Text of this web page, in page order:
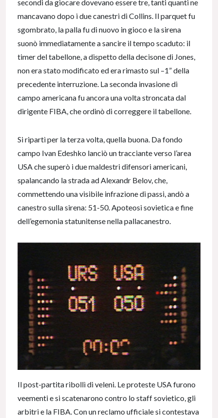
secondi da giocare dovevano essere tre, tanti quanti ne
mancavano dopo i due canestri di Collins. Il parquet fu
sgombrato, la palla fu di nuovo in gioco e la sirena
suonò immediatamente a sancire il tempo scaduto: il
timer del tabellone, a dispetto della decisone di Jones,
non era stato modificato ed era rimasto sul –1” della
precedente interruzione. La seconda invasione di
campo americana fu ancora una volta stroncata dal
dirigente FIBA, che ordinò di correggere il tabellone.
Si ripartì per la terza volta, quella buona. Da fondo
campo Ivan Edeshko lanciò un tracciante verso l’area
USA che superò i due maldestri difensori americani,
spalancando la strada ad Alexandr Belov, che,
commettendo una visibile infrazione di passi, andò a
canestro sulla sirena: 51-50. Apoteosi sovietica e fine
dell’egemonia statunitense nella pallacanestro.
Il post-partita ribollì di veleni. Le proteste USA furono
veementi e si scatenarono contro lo staff sovietico, gli
arbitri e la FIBA. Con un reclamo ufficiale si contestava